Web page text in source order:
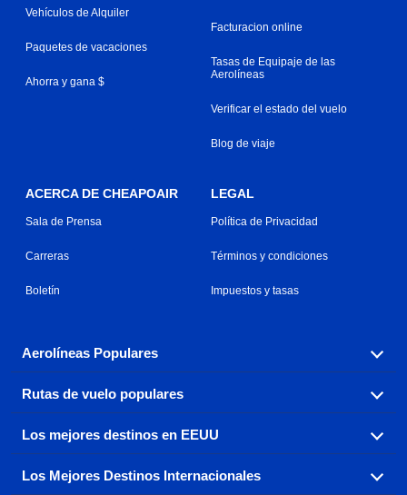
Vehículos de Alquiler
Paquetes de vacaciones
Ahorra y gana $
Facturacion online
Tasas de Equipaje de las
Aerolíneas
Verificar el estado del vuelo
Blog de viaje
ACERCA DE CHEAPOAIR
Sala de Prensa
Carreras
Boletín
LEGAL
Política de Privacidad
Términos y condiciones
Impuestos y tasas
Aerolíneas Populares
Explora nuestras opciones de tarifas aéreas baratas por
aerolínea, con más de 500 opciones para elegir.
Aeromexico
Air France Alaska Airlines
Rutas de vuelo populares
Reserva una de nuestras rutas de vuelo más populares
con tres sencillos clics.
Los mejores destinos en EEUU
Encuentra boletos de avión baratos a destinos
Los Mejores Destinos Internacionales